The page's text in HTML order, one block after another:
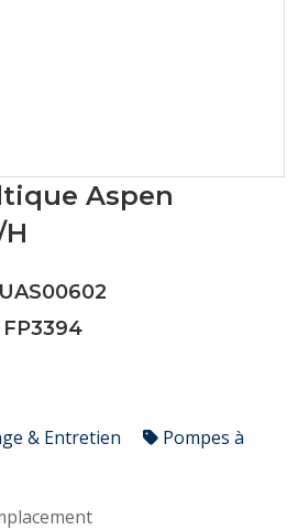
Aspen
& Entretien
Pompes à